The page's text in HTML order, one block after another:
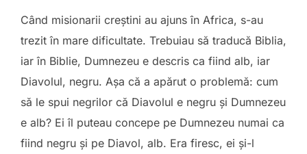
Când misionarii creștini au ajuns în Africa, s-au
trezit în mare dificultate. Trebuiau să traducă Biblia,
iar în Biblie, Dumnezeu e descris ca fiind alb, iar
Diavolul, negru. Așa că a apărut o problemă: cum
să le spui negrilor că Diavolul e negru și Dumnezeu
e alb? Ei îl puteau concepe pe Dumnezeu numai ca
fiind negru și pe Diavol, alb. Era firesc, ei și-l